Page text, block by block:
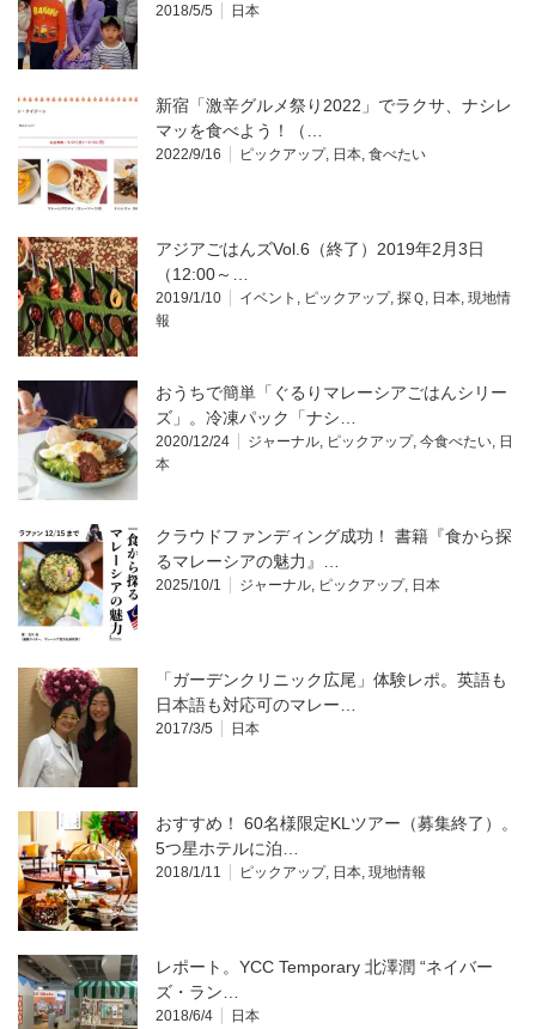
2018/5/5 日本
新宿「激辛グルメ祭り2022」でラクサ、ナシレ
マッを食べよう！（…
2022/9/16 ピックアップ, 日本, 食べたい
アジアごはんズVol.6（終了）2019年2月3日
（12:00～…
2019/1/10 イベント , ピックアップ, 探Ｑ, 日本, 現地情
報
おうちで簡単「ぐるりマレーシアごはんシリー
ズ」。冷凍パック「ナシ…
2020/12/24 ジャーナル, ピックアップ, 今食べたい, 日
本
クラウドファンディング成功！ 書籍『食から探
るマレーシアの魅力』…
2025/10/1 ジャーナル, ピックアップ, 日本
「ガーデンクリニック広尾」体験レポ。英語も
日本語も対応可のマレー…
2017/3/5 日本
おすすめ！ 60名様限定KLツアー（募集終了）。
5つ星ホテルに泊…
2018/1/11 ピックアップ, 日本, 現地情報
レポート。YCC Temporary 北澤潤 “ネイバー
ズ・ラン…
2018/6/4 日本